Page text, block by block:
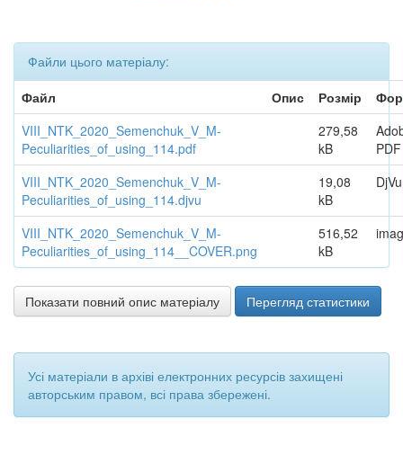
Файли цього матеріалу:
Файл
Опис Розмір
VIII_NTK_2020_Semenchuk_V_M-
Peculiarities_of_using_114.pdf
279,58
kB
PDF
VIII_NTK_2020_Semenchuk_V_M-
Peculiarities_of_using_114.djvu
19,08
kB
DjVu
VIII_NTK_2020_Semenchuk_V_M-
Peculiarities_of_using_114__COVER.png
516,52
kB
Показати повний опис матеріалу Перегляд статистики
Усі матеріали в архіві електронних ресурсів захищені
авторським правом, всі права збережені.